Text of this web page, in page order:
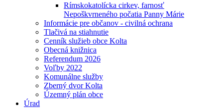
Rímskokatolícka cirkev, farnosť
Nepoškvrneného počatia Panny Márie
Informácie pre občanov - civilná ochrana
Tlačivá na stiahnutie
Cenník služieb obce Kolta
Obecná knižnica
Referendum 2026
Voľby 2022
Komunálne služby
Zberný dvor Kolta
Územný plán obce
Úrad